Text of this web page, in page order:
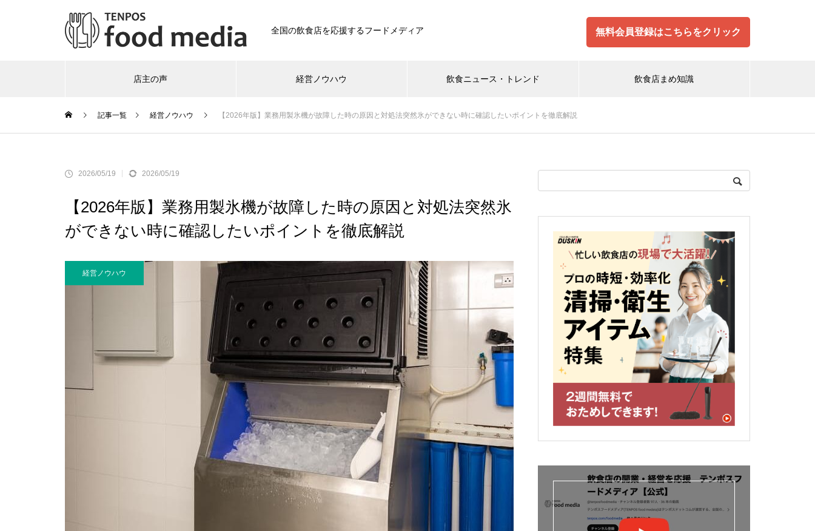
全国の飲食店を応援するフードメディア 無料会員登録はこちらをクリック
店主の声 経営ノウハウ 飲食ニュース・トレンド 飲食店まめ知識
記事一覧 経営ノウハウ 【2026年版】業務用製氷機が故障した時の原因と対処法突然氷ができない時に確認したいポイントを徹底解説
2026/05/19 2026/05/19
【2026年版】業務用製氷機が故障した時の原因と対処法突然氷
ができない時に確認したいポイントを徹底解説
経営ノウハウ